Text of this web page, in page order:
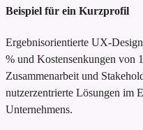
Beispiel für ein Kurzprofil
Ergebnisorientierte UX-
% und Kostensenkungen von
Zusammenarbeit und
nutzerzentrierte Lösungen im
Unternehmens.